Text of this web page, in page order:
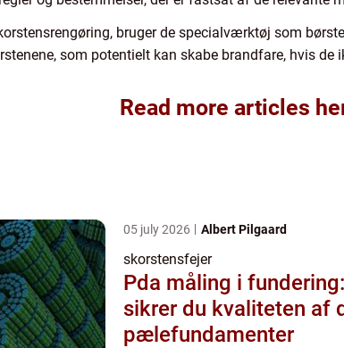
bruger de specialværktøj som
som potentielt kan skabe brandfare, hvis de
Read more articles
05 july 2026 Albert Pilgaard
skorstensfejer
Pda måling i
sikrer du kvaliteten af
pælefundamenter